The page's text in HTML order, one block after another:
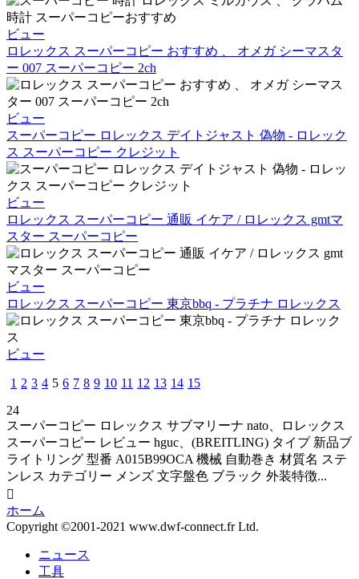
ビュー
ロレックス スーパーコピー おすすめ 、 オメガ シーマスタ
ー 007 スーパーコピー 2ch
ビュー
スーパーコピー ロレックス デイトジャスト 偽物 - ロレック
ス スーパーコピー クレジット
ビュー
ロレックス スーパーコピー 通販 イケア / ロレックス gmtマ
スター スーパーコピー
ビュー
ロレックス スーパーコピー 東京bbq - プラチナ ロレックス
ビュー
1 2 3 4 5 6 7 8 9 10 11 12 13 14 15
24
スーパーコピー ロレックス サブマリーナ nato、ロレックス
スーパーコピー レビュー hguc、(BREITLING) タイプ 新品ブ
ライトリング 型番 A015B99OCA 機械 自動巻き 材質名 ステ
ンレス カテゴリー メンズ 文字盤色 ブラック 外装特徴...

ホーム
Copyright ©2001-2021 www.dwf-connect.fr Ltd.
ニュース
工具